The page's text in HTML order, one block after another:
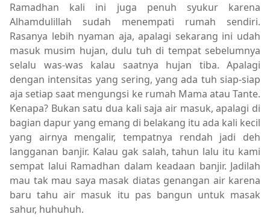
Ramadhan kali ini juga penuh syukur karena
Alhamdulillah sudah menempati rumah sendiri.
Rasanya lebih nyaman aja, apalagi sekarang ini udah
masuk musim hujan, dulu tuh di tempat sebelumnya
selalu was-was kalau saatnya hujan tiba. Apalagi
dengan intensitas yang sering, yang ada tuh siap-siap
aja setiap saat mengungsi ke rumah Mama atau Tante.
Kenapa? Bukan satu dua kali saja air masuk, apalagi di
bagian dapur yang emang di belakang itu ada kali kecil
yang airnya mengalir, tempatnya rendah jadi deh
langganan banjir. Kalau gak salah, tahun lalu itu kami
sempat lalui Ramadhan dalam keadaan banjir. Jadilah
mau tak mau saya masak diatas genangan air karena
baru tahu air masuk itu pas bangun untuk masak
sahur, huhuhuh.